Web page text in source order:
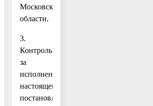
Московской
области.
3.
Контроль
за
исполнением
настоящего
постановления